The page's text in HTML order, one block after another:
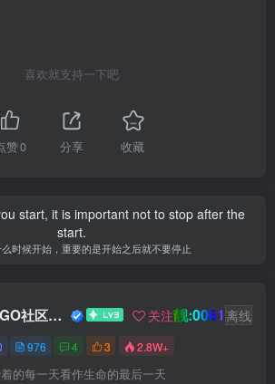
喜欢就支持一下吧
赞0 分享 收藏
start, it is important not to stop after the
start.
时候开始，重要的是开始之后就不要停止
GOGO社区新闻助手 关注靓:0061 离线
976 4 3 2.8W+
的每一天看作生命的最后一天